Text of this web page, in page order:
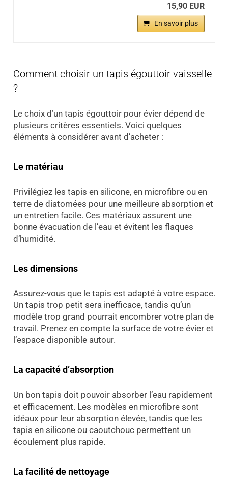
15,90 EUR
En savoir plus
Comment choisir un tapis égouttoir vaisselle
?
Le choix d’un tapis égouttoir pour évier dépend de
plusieurs critères essentiels. Voici quelques
éléments à considérer avant d’acheter :
Le matériau
Privilégiez les tapis en silicone, en microfibre ou en
terre de diatomées pour une meilleure absorption et
un entretien facile. Ces matériaux assurent une
bonne évacuation de l’eau et évitent les flaques
d’humidité.
Les dimensions
Assurez-vous que le tapis est adapté à votre espace.
Un tapis trop petit sera inefficace, tandis qu’un
modèle trop grand pourrait encombrer votre plan de
travail. Prenez en compte la surface de votre évier et
l’espace disponible autour.
La capacité d’absorption
Un bon tapis doit pouvoir absorber l’eau rapidement
et efficacement. Les modèles en microfibre sont
idéaux pour leur absorption élevée, tandis que les
tapis en silicone ou caoutchouc permettent un
écoulement plus rapide.
La facilité de nettoyage